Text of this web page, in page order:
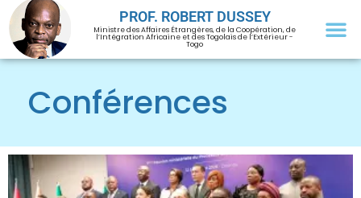
PROF. ROBERT DUSSEY
Ministre des Affaires Étrangères, de la Coopération, de
l’Intégration Africaine et des Togolais de l’Extérieur -
Togo
Conférences